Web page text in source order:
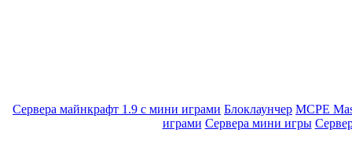
Сервера майнкрафт 1.9 с мини играми Блоклаунчер MCPE
играми Сервера мини игры